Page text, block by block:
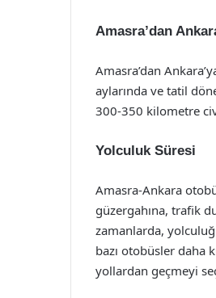
Amasra’dan
Amasra’dan
aylarında ve tatil
300-350 kilometre
Yolculuk Süresi
Amasra-Ankara
güzergahına, trafik
zamanlarda,
bazı otobüsler daha
yollardan geçmeyi